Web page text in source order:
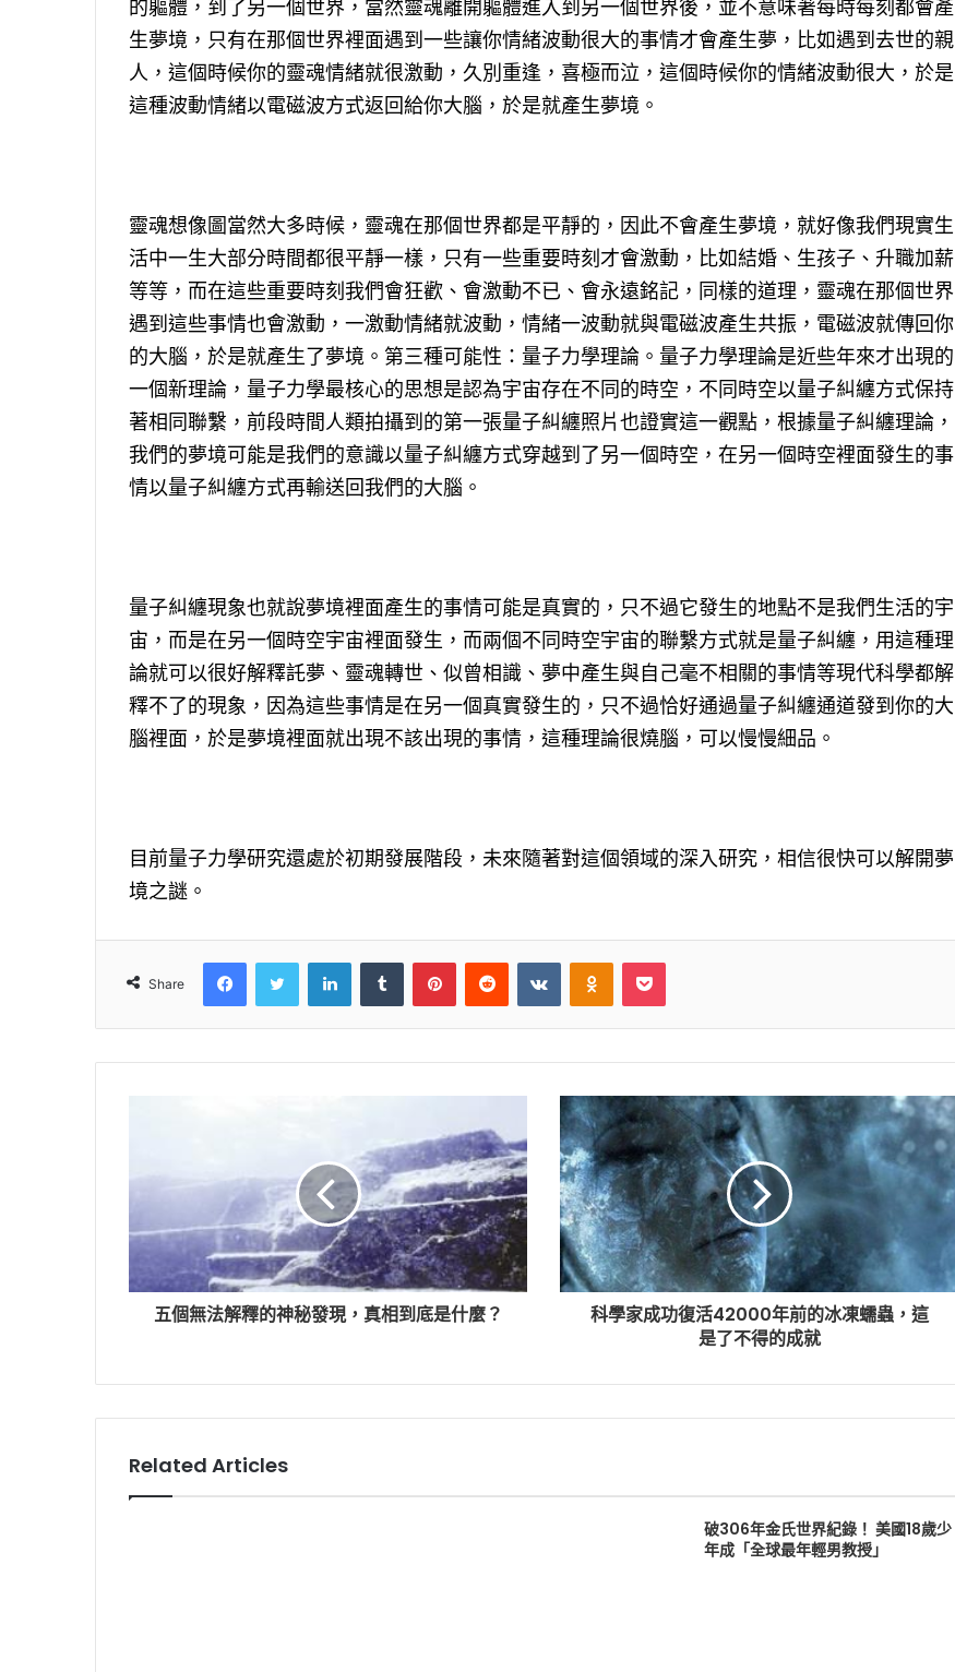
的軀體，到了另一個世界，當然靈魂離開軀體進入到另一個世界後，並不意味著每時每刻都會產
生夢境，只有在那個世界裡面遇到一些讓你情緒波動很大的事情才會產生夢，比如遇到去世的親
人，這個時候你的靈魂情緒就很激動，久別重逢，喜極而泣，這個時候你的情緒波動很大，於是
這種波動情緒以電磁波方式返回給你大腦，於是就產生夢境。
靈魂想像圖當然大多時候，靈魂在那個世界都是平靜的，因此不會產生夢境，就好像我們現實生
活中一生大部分時間都很平靜一樣，只有一些重要時刻才會激動，比如結婚、生孩子、升職加薪
等等，而在這些重要時刻我們會狂歡、會激動不已、會永遠銘記，同樣的道理，靈魂在那個世界
遇到這些事情也會激動，一激動情緒就波動，情緒一波動就與電磁波產生共振，電磁波就傳回你
的大腦，於是就產生了夢境。第三種可能性：量子力學理論。量子力學理論是近些年來才出現的
一個新理論，量子力學最核心的思想是認為宇宙存在不同的時空，不同時空以量子糾纏方式保持
著相同聯繫，前段時間人類拍攝到的第一張量子糾纏照片也證實這一觀點，根據量子糾纏理論，
我們的夢境可能是我們的意識以量子糾纏方式穿越到了另一個時空，在另一個時空裡面發生的事
情以量子糾纏方式再輸送回我們的大腦。
量子糾纏現象也就說夢境裡面產生的事情可能是真實的，只不過它發生的地點不是我們生活的宇
宙，而是在另一個時空宇宙裡面發生，而兩個不同時空宇宙的聯繫方式就是量子糾纏，用這種理
論就可以很好解釋託夢、靈魂轉世、似曾相識、夢中產生與自己毫不相關的事情等現代科學都解
釋不了的現象，因為這些事情是在另一個真實發生的，只不過恰好通過量子糾纏通道發到你的大
腦裡面，於是夢境裡面就出現不該出現的事情，這種理論很燒腦，可以慢慢細品。
目前量子力學研究還處於初期發展階段，未來隨著對這個領域的深入研究，相信很快可以解開夢
境之謎。
Share
五個無法解釋的神秘發現，真相到底是什麼？
科學家成功復活42000年前的冰凍蠕蟲，這
是了不得的成就
Related Articles
破306年金氏世界紀錄！ 美國18歲少
年成「全球最年輕男教授」